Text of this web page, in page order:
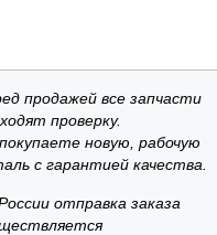
продажей все запчасти
проверку.
новую, рабочую
с гарантией качества.
отправка заказа